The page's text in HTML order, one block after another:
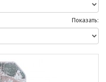
Показать: